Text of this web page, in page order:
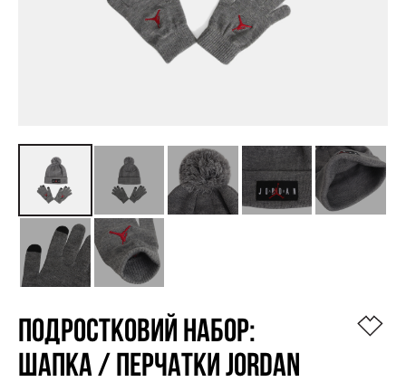
ПОДРОСТКОВИЙ НАБОР:
ШАПКА / ПЕРЧАТКИ JORDAN